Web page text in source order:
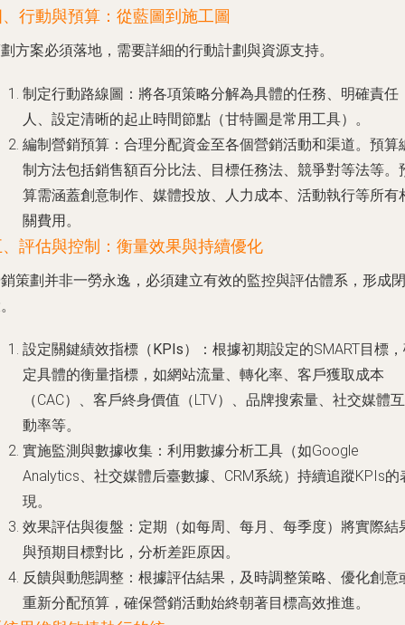
行動與預算：從藍圖到施工圖
方案必須落地，需要詳細的行動計劃與資源支持。
制定行動路線圖 ：將各項策略分解為具體的任務、明確責任
人、設定清晰的起止時間節點（甘特圖是常用工具）。
編制營銷預算 ：合理分配資金至各個營銷活動和渠道。預算
制方法包括銷售額百分比法、目標任務法、競爭對等法等。
算需涵蓋創意制作、媒體投放、人力成本、活動執行等所有
關費用。
評估與控制：衡量效果與持續優化
策劃并非一勞永逸，必須建立有效的監控與評估體系，形成閉
設定關鍵績效指標（KPIs）
：根據初期設定的SMART目標
定具體的衡量指標，如網站流量、轉化率、客戶獲取成本
（CAC）、客戶終身價值（LTV）、品牌搜索量、社交媒體互
動率等。
實施監測與數據收集 ：利用數據分析工具（如Google
Analytics、社交媒體后臺數據、CRM系統）持續追蹤KPIs的
現。
效果評估與復盤 ：定期（如每周、每月、每季度）將實際結
與預期目標對比，分析差距原因。
反饋與動態調整 ：根據評估結果，及時調整策略、優化創意
重新分配預算，確保營銷活動始終朝著目標高效推進。